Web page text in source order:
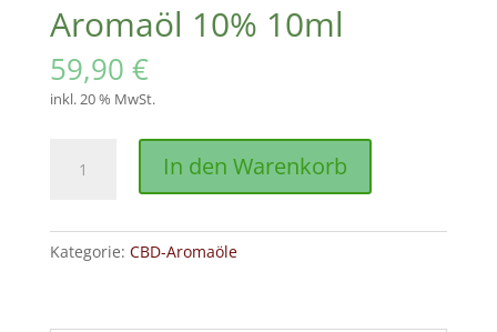
Aromaöl 10% 10ml
59,90 €
inkl. 20 % MwSt.
Menge
In den Warenkorb
Kategorie: CBD-Aromaöle